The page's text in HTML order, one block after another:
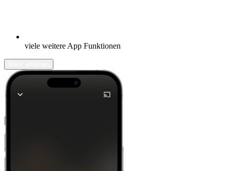
viele weitere App Funktionen